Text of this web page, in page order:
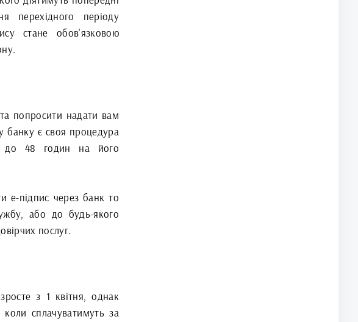
перехідного періоду
стане обов'язковою
попросити надати вам
є своя процедура
до 48 годин на його
е-підпис через банк то
або до будь-якого
послуг.
з 1 квітня, однак
сплачуватимуть за